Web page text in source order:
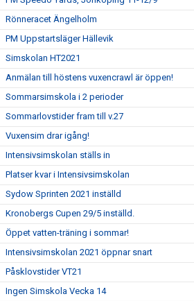
Rönneracet Ängelholm
PM Uppstartsläger Hällevik
Simskolan HT2021
Anmälan till höstens vuxencrawl är öppen!
Sommarsimskola i 2 perioder
Sommarlovstider fram till v.27
Vuxensim drar igång!
Intensivsimskolan ställs in
Platser kvar i Intensivsimskolan
Sydow Sprinten 2021 inställd
Kronobergs Cupen 29/5 inställd.
Öppet vatten-träning i sommar!
Intensivsimskolan 2021 öppnar snart
Påsklovstider VT21
Ingen Simskola Vecka 14